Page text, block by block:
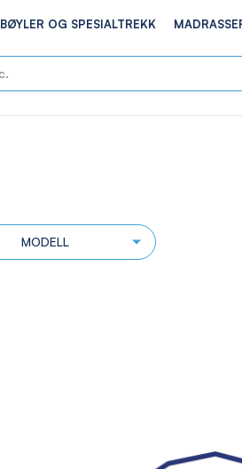
BØYLER OG SPESIALTREKK
MODELL